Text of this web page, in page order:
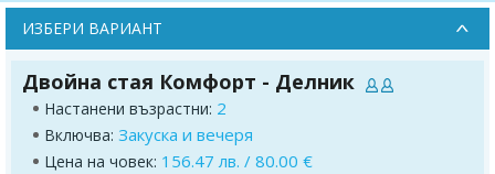
ИЗБЕРИ ВАРИАНТ
Двойна стая Комфорт - Делник
Настанени възрастни: 2
Включва: Закуска и вечеря
Цена на човек: 156.47 лв. / 80.00 €